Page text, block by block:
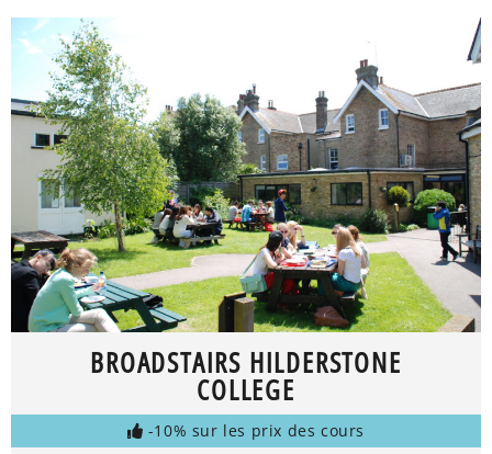
BROADSTAIRS HILDERSTONE
COLLEGE
-10% sur les prix des cours